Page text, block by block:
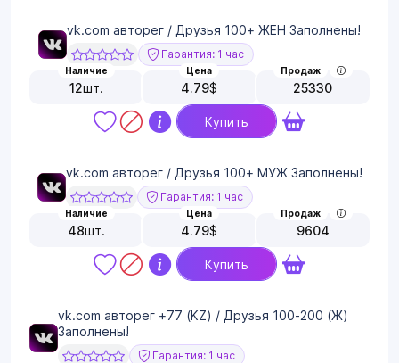
vk.com авторег / Друзья 100+ ЖЕН Заполнены!
Гарантия: 1 час
Наличие
12шт.
Цена
4.79$
Продаж
25330
Купить
vk.com авторег / Друзья 100+ МУЖ Заполнены!
Гарантия: 1 час
Наличие
48шт.
Цена
4.79$
Продаж
9604
Купить
vk.com авторег +77 (KZ) / Друзья 100-200 (Ж)
Заполнены!
Гарантия: 1 час